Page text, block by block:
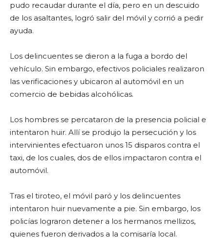
pudo recaudar durante el día, pero en un descuido
de los asaltantes, logró salir del móvil y corrió a pedir
ayuda.
Los delincuentes se dieron a la fuga a bordo del
vehículo. Sin embargo, efectivos policiales realizaron
las verificaciones y ubicaron al automóvil en un
comercio de bebidas alcohólicas.
Los hombres se percataron de la presencia policial e
intentaron huir. Allí se produjo la persecución y los
intervinientes efectuaron unos 15 disparos contra el
taxi, de los cuales, dos de ellos impactaron contra el
automóvil.
Tras el tiroteo, el móvil paró y los delincuentes
intentaron huir nuevamente a pie. Sin embargo, los
policías lograron detener a los hermanos mellizos,
quienes fueron derivados a la comisaría local.